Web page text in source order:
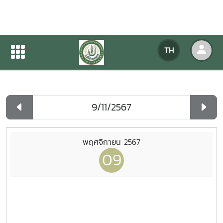
TH
ปฏิทินกิจกรรมของหน่วยงาน
ปฏิทินกิจกรรมของหน่วยงาน
พฤศจิกายน 2567
09